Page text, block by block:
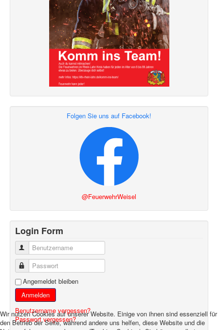
Folgen Sie uns auf Facebook!
@FeuerwehrWeisel
Login Form
Benutzername
Passwort
Angemeldet bleiben
Anmelden
Benutzername vergessen?
Passwort vergessen?
Wir nutzen Cookies auf unserer Website. Einige von ihnen sind essenziell für
den Betrieb der Seite, während andere uns helfen, diese Website und die